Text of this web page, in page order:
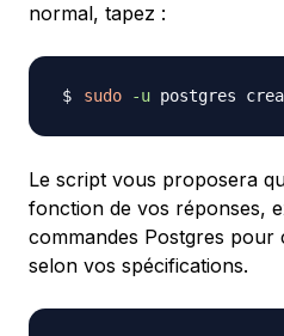
normal, tapez :
sudo -u postgres
Le script vous proposera
fonction de vos réponses,
commandes Postgres
selon vos spécifications.